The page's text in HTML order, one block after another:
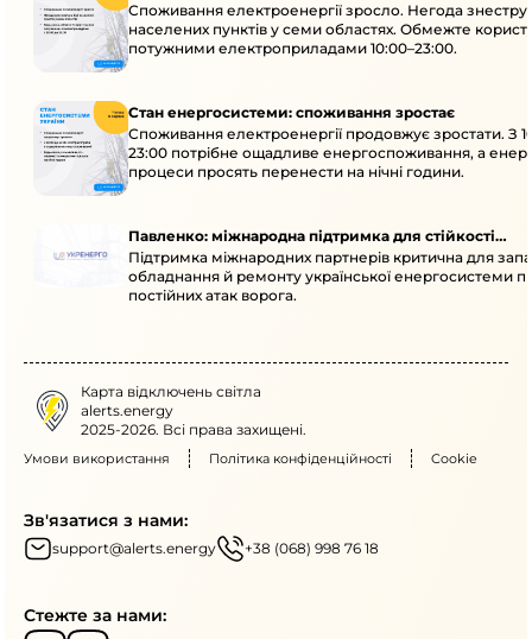
Споживання електроенергії зросло. Негода
населених пунктів у семи областях. Обмежте
потужними електроприладами 10:00–23:00.
Стан енергосистеми: споживання зростає
Споживання електроенергії продовжує зростати. З
23:00 потрібне ощадливе енергоспоживання, а
процеси просять перенести на нічні години.
Павленко: міжнародна підтримка для стійкості
енергосистеми
Підтримка міжнародних партнерів критична для
обладнання й ремонту української енергосистеми
постійних атак ворога.
Карта відключень світла
alerts.energy
2025-2026. Всі права захищені.
Умови використання Політика конфіденційності Cookie
Зв'язатися з нами:
support@alerts.energy +38 (068) 998 76 18
Стежте за нами: